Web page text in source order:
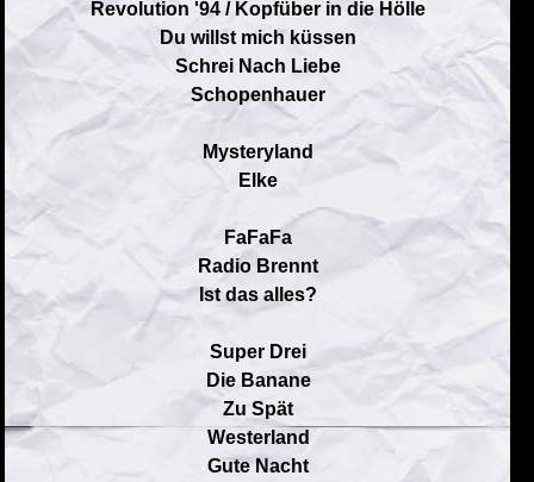
Revolution '94 / Kopfüber in die Hölle
Du willst mich küssen
Schrei Nach Liebe
Schopenhauer
Mysteryland
Elke
FaFaFa
Radio Brennt
Ist das alles?
Super Drei
Die Banane
Zu Spät
Westerland
Gute Nacht